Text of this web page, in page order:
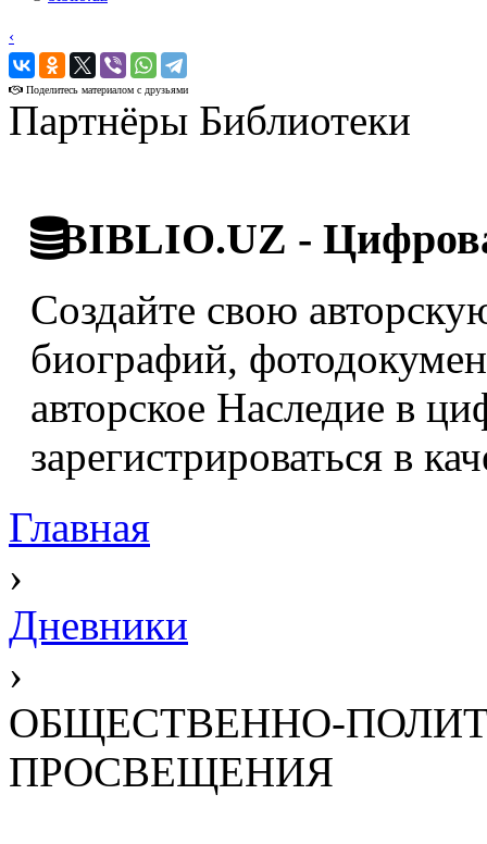
‹
›
Поделитесь материалом с друзьями
Партнёры Библиотеки
BIBLIO.UZ -
Создайте свою
биографий,
авторское Наследие в
зарегистрироваться в
Главная
›
Дневники
›
ОБЩЕСТВЕННО-
ПРОСВЕЩЕНИЯ